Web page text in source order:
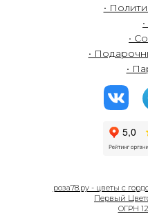
•
•
•
•
роза78.ру - цветы с
Первый
ОГРН